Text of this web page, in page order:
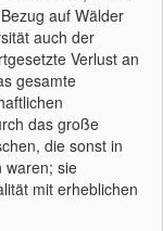
auf Wälder
auch der
Verlust an
gesamte
das große
die sonst in
waren; sie
mit erheblichen